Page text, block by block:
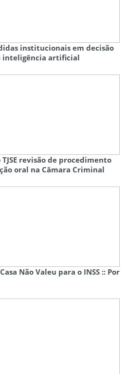
institucionais em decisão
inteligência artificial
revisão de procedimento
oral na Câmara Criminal
Não Valeu para o INSS :: Por